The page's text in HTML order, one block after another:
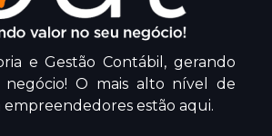
e Gestão Contábil, gerando
O mais alto nível de
empreendedores estão aqui.